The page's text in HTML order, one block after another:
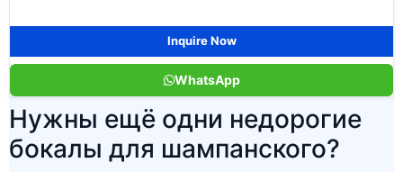
Inquire Now
WhatsApp
Нужны ещё одни недорогие
бокалы для шампанского?